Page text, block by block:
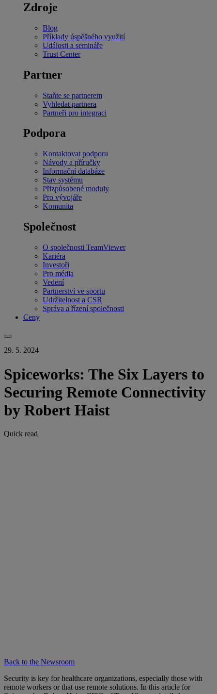
Zdroje
Blog
Příklady úspěšného využití
Události a semináře
Trust Center
Partner
Staňte se partnerem
Vyhledat partnera
Partneři pro integraci
Podpora
Kontaktovat podporu
Návody a příručky
Informační databáze
Stav systému
Přizpůsobené moduly
Pro vývojáře
Komunita
Společnost
O společnosti TeamViewer
Kariéra
Investoři
Pro média
Vedení
Partnerství ve sportu
Udržitelnost a CSR
Správa a řízení společnosti
Ceny
29. 5. 2024
Spiceworks: The Six Layers to
Securing Remote Connectivity
by Robert Haist
Quick read
Back to the Newsroom
Security is key for healthcare organizations, especially those with
remote workers or that use remote solutions. In this article for